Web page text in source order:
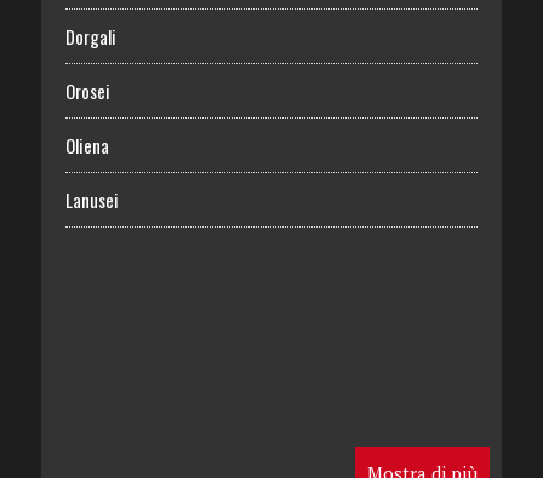
Dorgali
Orosei
Oliena
Lanusei
Mostra di più